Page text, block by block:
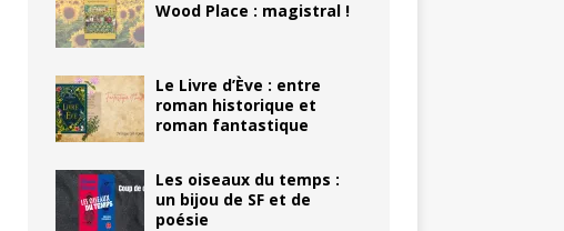
Wood Place : magistral !
Le Livre d’Ève : entre
roman historique et
roman fantastique
Les oiseaux du temps :
un bijou de SF et de
poésie